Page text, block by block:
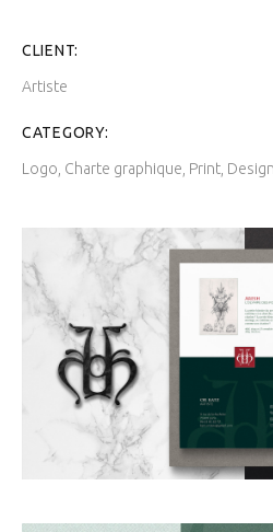
CLIENT:
Artiste
CATEGORY:
Logo, Charte graphique, Print,